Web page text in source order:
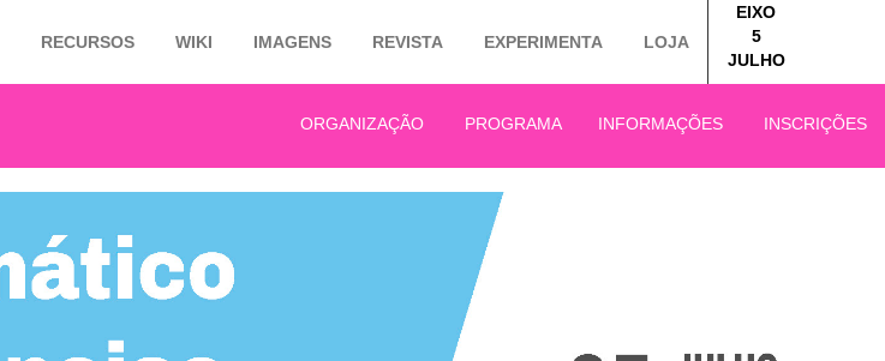
RECURSOS WIKI IMAGENS REVISTA EXPERIMENTA LOJA
EIXO
5
JULHO
ORGANIZAÇÃO PROGRAMA INFORMAÇÕES INSCRIÇÕES